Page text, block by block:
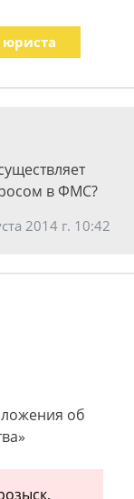
юриста
в ФМС?
2014 г. 10:42
об